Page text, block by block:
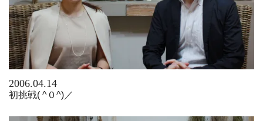
2006.04.14
初挑戦( ^０^)／